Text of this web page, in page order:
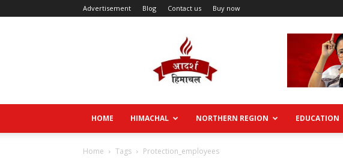
Advertisement Blog Contact us Buy now
HOME HIMACHAL NORTHERN REGION EDUCATION
Home Tags Protection_employees